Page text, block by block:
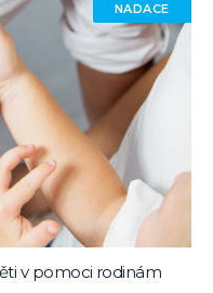
v pomoci rodinám
NADACE